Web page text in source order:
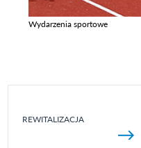
Wydarzenia sportowe
REWITALIZACJA